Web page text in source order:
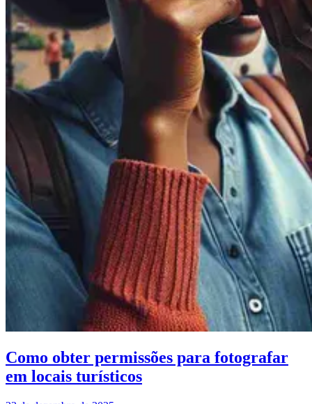
Como obter permissões para fotografar
em locais turísticos